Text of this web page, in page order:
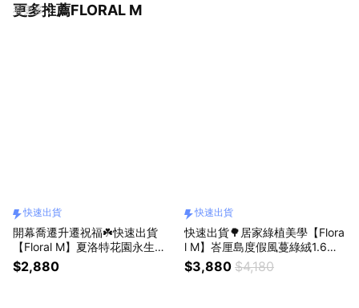
更多推薦FLORAL M
看更多
快速出貨
開幕喬遷升遷祝福☘️快速出貨
【Floral M】夏洛特花園永生花
禮 獅子座生日禮物
$2,880
快速出貨
快速出貨🌳居家綠植美學【Flora
l M】峇厘島度假風蔓綠絨1.6公
尺室內大型仿真植栽（贈送花
盆）
$3,880 $4,180